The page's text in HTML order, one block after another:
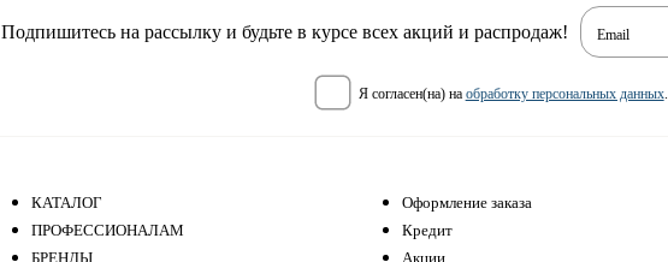
Подпишитесь на рассылку и будьте в курсе всех акций и распродаж! Email
я согласен(на) на обработку персональных данных.
КАТАЛОГ
ПРОФЕССИОНАЛАМ
БРЕНДЫ
Оформление заказа
Кредит
Акции